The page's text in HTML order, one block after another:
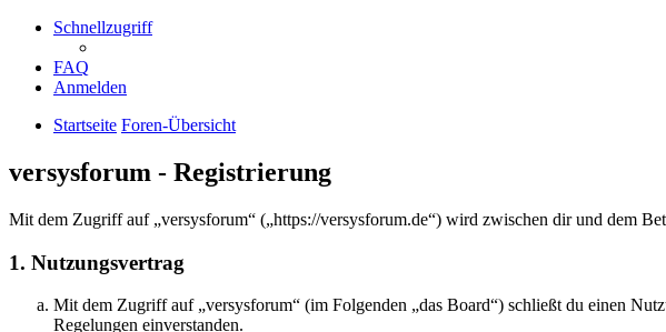
Schnellzugriff
FAQ
Anmelden
Startseite Foren-Übersicht
versysforum - Registrierung
Mit dem Zugriff auf „versysforum“ („https://versysforum.de“) wird zwischen dir und dem
1. Nutzungsvertrag
Mit dem Zugriff auf „versysforum“ (im Folgenden „das Board“) schließt du einen
Regelungen einverstanden.